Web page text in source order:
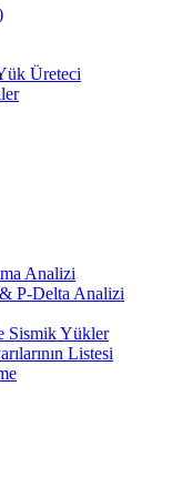
Üreteci
Analizi
P-Delta Analizi
Sismik Yükler
Listesi